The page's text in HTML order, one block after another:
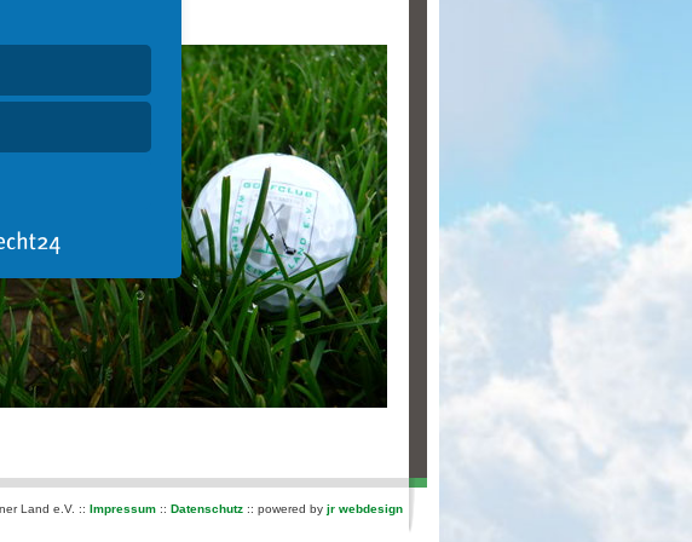
Land e.V. :: Impressum :: Datenschutz :: powered by jr webdesign